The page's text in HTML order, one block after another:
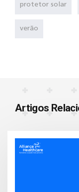
protetor solar
verão
Artigos